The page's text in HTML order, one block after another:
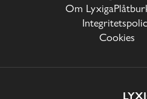
Om
Cookies